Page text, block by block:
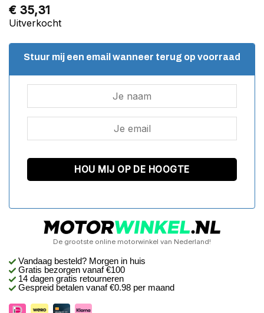
€ 35,31
Uitverkocht
Stuur mij een email wanneer terug op voorraad
De grootste online motorwinkel van Nederland!
Vandaag besteld? Morgen in huis
Gratis bezorgen vanaf €100
14 dagen gratis retourneren
Gespreid betalen vanaf €0.98 per maand